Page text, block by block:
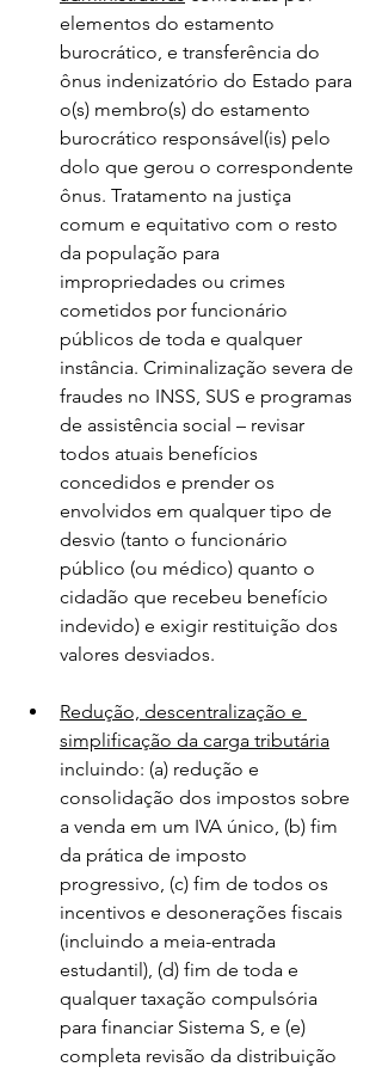
elementos do estamento
burocrático, e transferência do
ônus indenizatório do Estado para
o(s) membro(s) do estamento
burocrático responsável(is) pelo
dolo que gerou o correspondente
ônus. Tratamento na justiça
comum e equitativo com o resto
da população para
impropriedades ou crimes
cometidos por funcionário
públicos de toda e qualquer
instância. Criminalização severa de
fraudes no INSS, SUS e programas
de assistência social – revisar
todos atuais benefícios
concedidos e prender os
envolvidos em qualquer tipo de
desvio (tanto o funcionário
público (ou médico) quanto o
cidadão que recebeu benefício
indevido) e exigir restituição dos
valores desviados.
Redução, descentralização e
simplificação da carga tributária
incluindo: (a) redução e
consolidação dos impostos sobre
a venda em um IVA único, (b) fim
da prática de imposto
progressivo, (c) fim de todos os
incentivos e desonerações fiscais
(incluindo a meia-entrada
estudantil), (d) fim de toda e
qualquer taxação compulsória
para financiar Sistema S, e (e)
completa revisão da distribuição